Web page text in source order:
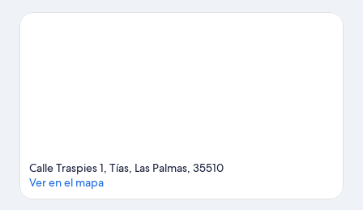
Escuela de Yaiza y, si te apetece disfrutar de un evento especial,
Calle Traspies 1, Tías, Las Palmas, 35510
Ver en el mapa